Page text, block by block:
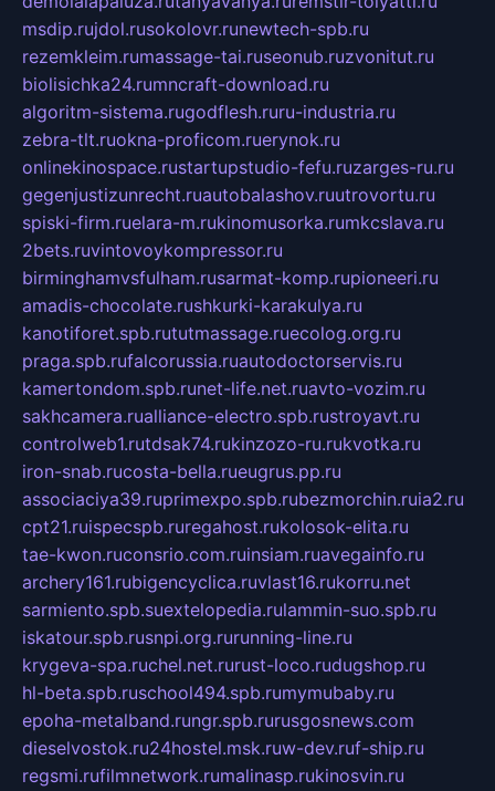
msdip.rujdol.rusokolovr.runewtech-spb.ru
rezemkleim.rumassage-tai.ruseonub.ruzvonitut.ru
biolisichka24.rumncraft-download.ru
algoritm-sistema.rugodflesh.ruru-industria.ru
zebra-tlt.ruokna-proficom.ruerynok.ru
onlinekinospace.rustartupstudio-fefu.ruzarges-ru.ru
gegenjustizunrecht.ruautobalashov.ruutrovortu.ru
spiski-firm.ruelara-m.rukinomusorka.rumkcslava.ru
2bets.ruvintovoykompressor.ru
birminghamvsfulham.rusarmat-komp.rupioneeri.ru
amadis-chocolate.rushkurki-karakulya.ru
kanotiforet.spb.rututmassage.ruecolog.org.ru
praga.spb.rufalcorussia.ruautodoctorservis.ru
kamertondom.spb.runet-life.net.ruavto-vozim.ru
sakhcamera.rualliance-electro.spb.rustroyavt.ru
controlweb1.rutdsak74.rukinzozo-ru.rukvotka.ru
iron-snab.rucosta-bella.rueugrus.pp.ru
associaciya39.ruprimexpo.spb.rubezmorchin.ruia2.ru
cpt21.ruispecspb.ruregahost.rukolosok-elita.ru
tae-kwon.ruconsrio.com.ruinsiam.ruavegainfo.ru
archery161.rubigencyclica.ruvlast16.rukorru.net
sarmiento.spb.suextelopedia.rulammin-suo.spb.ru
iskatour.spb.rusnpi.org.rurunning-line.ru
krygeva-spa.ruchel.net.rurust-loco.rudugshop.ru
hl-beta.spb.ruschool494.spb.rumymubaby.ru
epoha-metalband.rungr.spb.rurusgosnews.com
dieselvostok.ru24hostel.msk.ruw-dev.ruf-ship.ru
regsmi.rufilmnetwork.rumalinasp.rukinosvin.ru